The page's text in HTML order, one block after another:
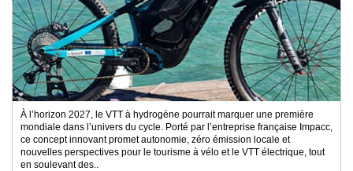
À l’horizon 2027, le VTT à hydrogène pourrait marquer une première
mondiale dans l’univers du cycle. Porté par l’entreprise française Impacc,
ce concept innovant promet autonomie, zéro émission locale et
nouvelles perspectives pour le tourisme à vélo et le VTT électrique, tout
en soulevant des..